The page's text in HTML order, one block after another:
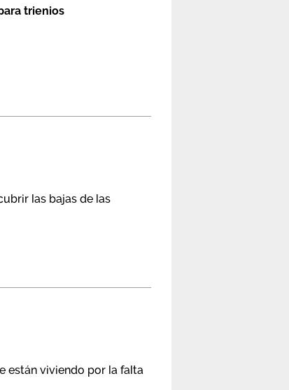
trienios
las bajas de las
están viviendo por la falta